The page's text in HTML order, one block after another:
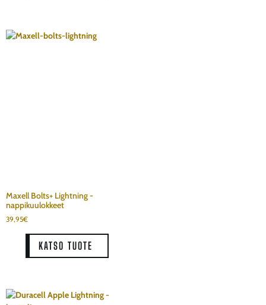
Maxell Bolts+ Lightning -
nappikuulokkeet
39,95€
KATSO TUOTE